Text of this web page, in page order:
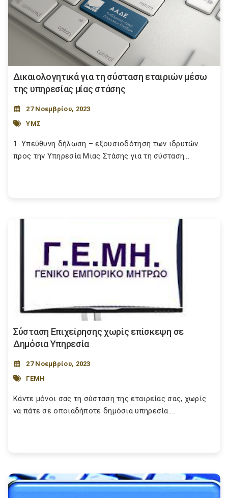
Δικαιολογητικά για τη σύσταση εταιριών μέσω
της υπηρεσίας μίας στάσης
27 Νοεμβρίου, 2023
ΥΜΣ
1. Υπεύθυνη δήλωση – εξουσιοδότηση των ιδρυτών
προς την Υπηρεσία Μιας Στάσης για τη σύσταση...
Σύσταση Επιχείρησης χωρίς επίσκεψη σε
Δημόσια Υπηρεσία
27 Νοεμβρίου, 2023
ΓΕΜΗ
Κάντε μόνοι σας τη σύσταση της εταιρείας σας, χωρίς
να πάτε σε οποιαδήποτε δημόσια υπηρεσία....